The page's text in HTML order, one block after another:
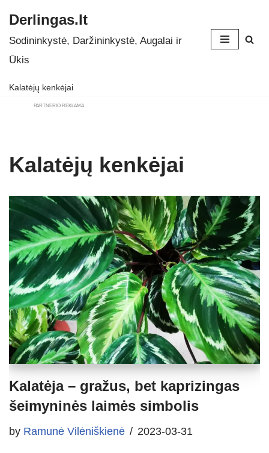
Skip
to
Derlingas.lt
Sodininkystė, Daržininkystė, Augalai ir
Ūkis
Kalatėjų kenkėjai
PARTNERIO REKLAMA
Kalatėjų kenkėjai
Kalatėja – gražus, bet kaprizingas
šeimyninės laimės simbolis
by Ramunė Vilėniškienė 2023-03-31